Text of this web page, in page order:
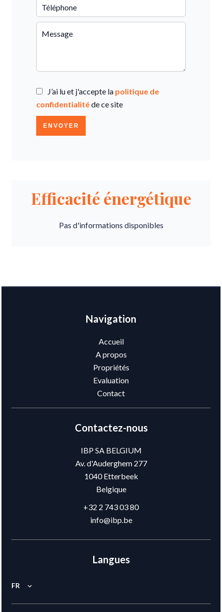
J’ai lu et j'accepte la politique de
confidentialitéde ce site
ENVOYER
Efficacité énergétique
Pas d'informations disponibles
Navigation
Accueil
A propos
Propriétés
Evaluation
Contact
Contactez-nous
IBP SA BELGIUM
Av. d'Auderghem 277
1040Etterbeek
Belgique
+32 2 743 03 80
info@ibp.be
Langues
FR